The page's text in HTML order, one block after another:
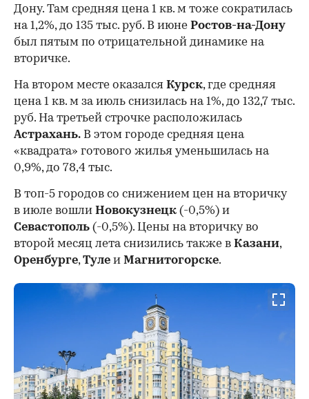
Дону. Там средняя цена 1 кв. м тоже сократилась
на 1,2%, до 135 тыс. руб. В июне Ростов-на-Дону
был пятым по отрицательной динамике на
вторичке.
На втором месте оказался Курск, где средняя
цена 1 кв. м за июль снизилась на 1%, до 132,7 тыс.
руб. На третьей строчке расположилась
Астрахань. В этом городе средняя цена
«квадрата» готового жилья уменьшилась на
0,9%, до 78,4 тыс.
В топ-5 городов со снижением цен на вторичку
в июле вошли Новокузнецк (-0,5%) и
Севастополь (-0,5%). Цены на вторичку во
второй месяц лета снизились также в Казани,
Оренбурге,Туле и Магнитогорске.